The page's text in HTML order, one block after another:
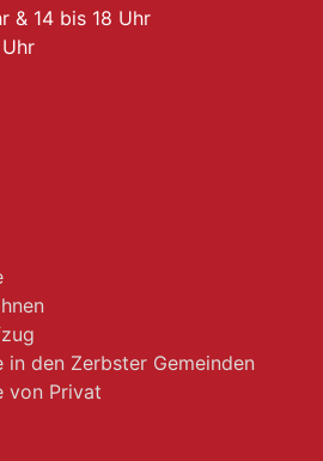
& 14 bis 18 Uhr
in den Zerbster Gemeinden
von Privat